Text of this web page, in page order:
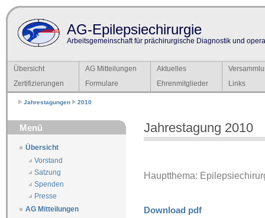
AG-Epilepsiechirurgie
Arbeitsgemeinschaft für prächirurgische Diagnostik und
Übersicht AG Mitteilungen Aktuelles
Zertifizierungen
Formulare Ehrenmitglieder Links
Jahrestagungen 2010
Menü
Übersicht
Vorstand
Satzung
Spenden
Presse
AG Mitteilungen
Jahrestagung 2010
Hauptthema:
Download pdf